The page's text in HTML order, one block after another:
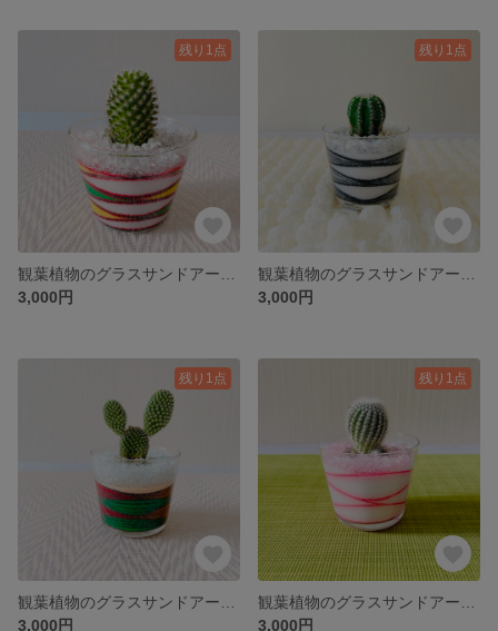
残り1点
3,000円
残り1点
3,000円
残り1点
3,000円
残り1点
3,000円